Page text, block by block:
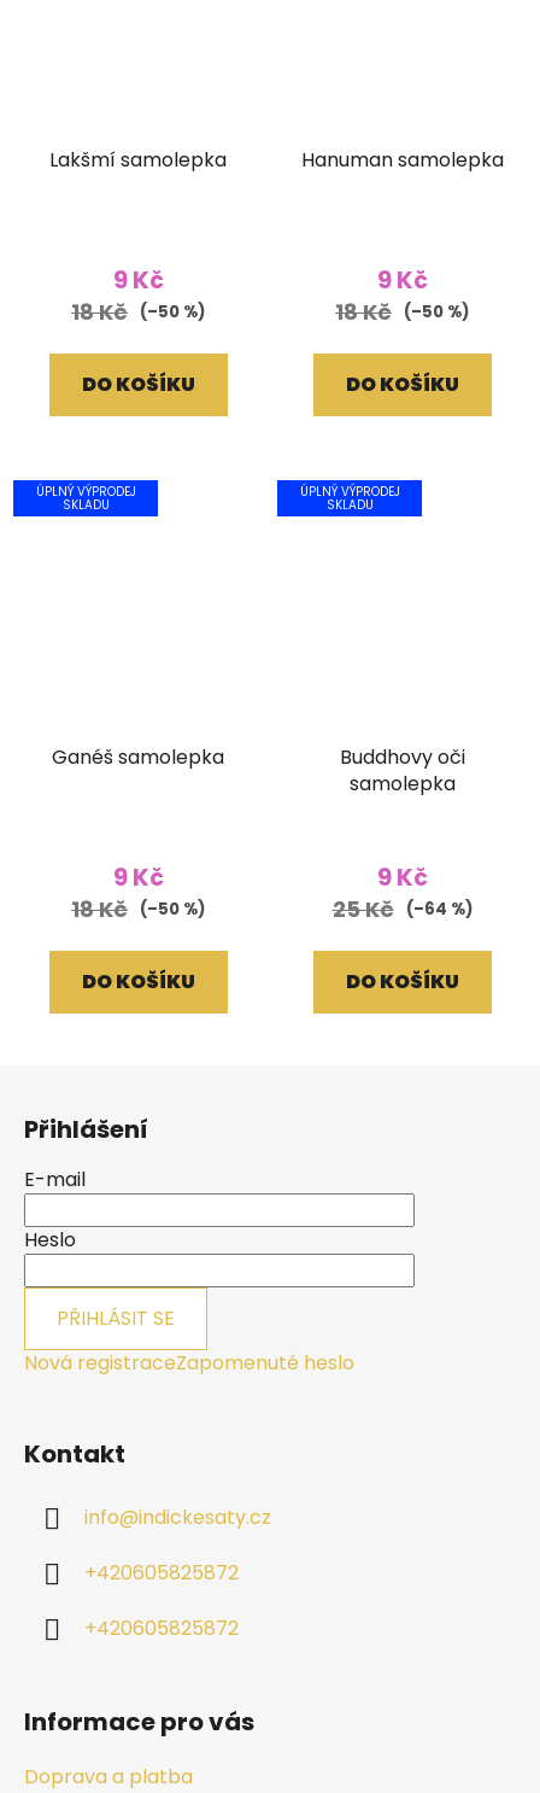
Lakšmí samolepka
9 Kč
18 Kč (–50 %)
DO KOŠÍKU
Hanuman samolepka
9 Kč
18 Kč (–50 %)
DO KOŠÍKU
ÚPLNÝ VÝPRODEJ
SKLADU
Ganéš samolepka
9 Kč
18 Kč (–50 %)
DO KOŠÍKU
ÚPLNÝ VÝPRODEJ
SKLADU
Buddhovy oči
samolepka
9 Kč
25 Kč (–64 %)
DO KOŠÍKU
Přihlášení
E-mail
Heslo
PŘIHLÁSIT SE
Nová registraceZapomenuté heslo
Kontakt
info@indickesaty.cz
+420605825872
+420605825872
Informace pro vás
Doprava a platba